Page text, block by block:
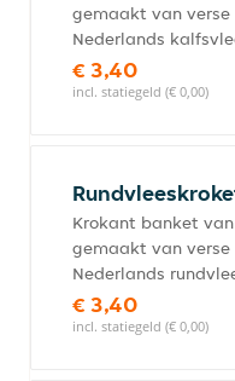
gemaakt van verse
Nederlands
€ 3,40
incl. statiegeld (€ 0,00)
Krokant banket
gemaakt van verse
Nederlands
€ 3,40
incl. statiegeld (€ 0,00)